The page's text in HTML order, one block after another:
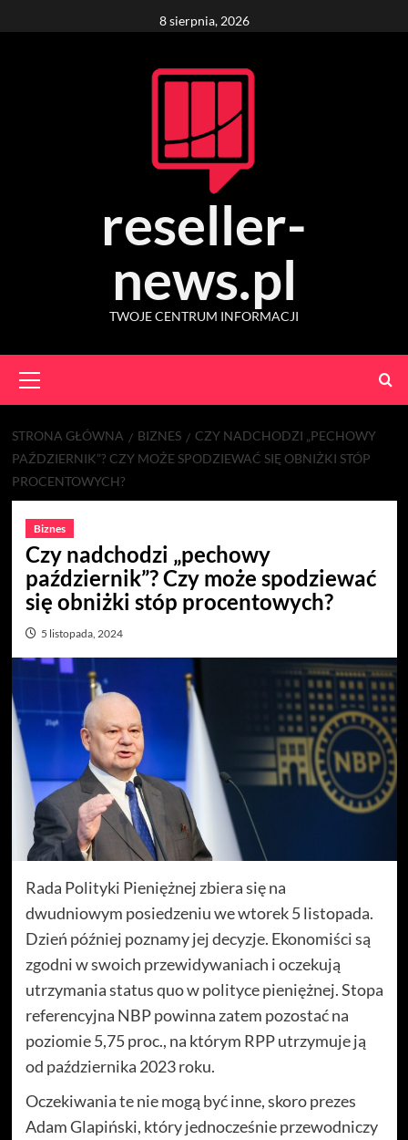
to
8 sierpnia, 2026
reseller-
news.pl
TWOJE CENTRUM INFORMACJI
Menu
STRONA GŁÓWNA BIZNES
CZY NADCHODZI „PECHOWY
PAŹDZIERNIK”? CZY MOŻE SPODZIEWAĆ SIĘ OBNIŻKI STÓP
PROCENTOWYCH?
Biznes
Czy nadchodzi „pechowy
październik”? Czy może spodziewać
się obniżki stóp procentowych?
5 listopada, 2024
Rada Polityki Pieniężnej zbiera się na
dwudniowym posiedzeniu we wtorek 5 listopada.
Dzień później poznamy jej decyzje. Ekonomiści są
zgodni w swoich przewidywaniach i oczekują
utrzymania status quo w polityce pieniężnej. Stopa
referencyjna NBP powinna zatem pozostać na
poziomie 5,75 proc., na którym RPP utrzymuje ją
od października 2023 roku.
Oczekiwania te nie mogą być inne, skoro prezes
Adam Glapiński, który jednocześnie przewodniczy